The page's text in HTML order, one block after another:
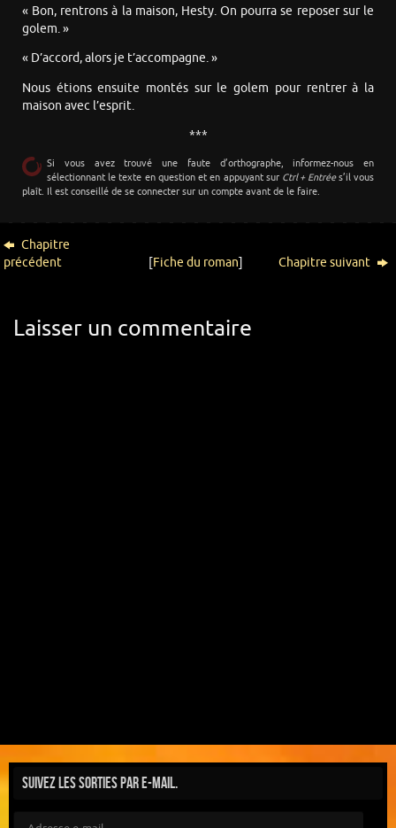
« Bon, rentrons à la maison, Hesty. On pourra se reposer sur le
golem. »
« D’accord, alors je t’accompagne. »
Nous étions ensuite montés sur le golem pour rentrer à la
maison avec l’esprit.
***
Si vous avez trouvé une faute d’orthographe, informez-nous en
sélectionnant le texte en question et en appuyant sur Ctrl + Entrées’il vous
plaît. Il est conseillé de se connecter sur un compte avant de le faire.
Chapitre
précédent
[Fiche du roman] Chapitre suivant
Laisser un commentaire
Suivez les sorties par e-mail.